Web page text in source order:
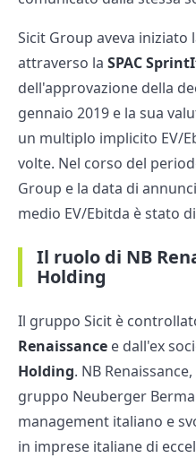
Sicit Group aveva
attraverso la SPAC
dell'approvazione della
gennaio 2019 e la sua
un multiplo implicito EV/
volte. Nel corso del
Group e la data di
medio EV/Ebitda è stato
Il ruolo di NB
Holding
Il gruppo Sicit è
Renaissance e dall'ex
Holding. NB
gruppo Neuberger
management italiano e
in imprese italiane di